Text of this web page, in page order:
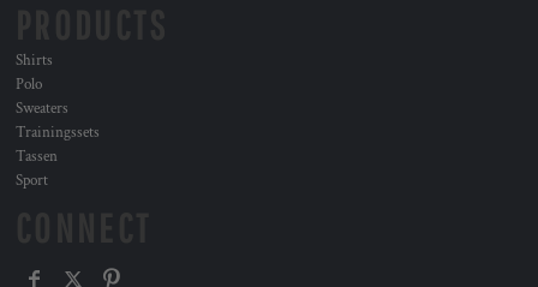
Shirts
Polo
Sweaters
Trainingssets
Tassen
Sport